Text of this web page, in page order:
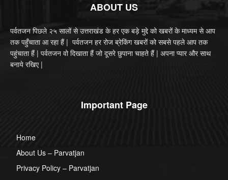
ABOUT US
पर्वतजन पिछले २५ सालों से उत्तराखंड के हर एक बड़े मुद्दे को खबरों के माध्यम से आप
तक पहुँचाता आ रहा हैं | पर्वतजन हर रोज ब्रेकिंग खबरों को सबसे पहले आप तक
पहुंचाता हैं | पर्वतजन वो दिखाता हैं जो दूसरे छुपाना चाहते हैं | अपना प्यार और साथ
बनाये रखिए |
Important Page
Home
About Us – Parvatjan
Privacy Policy – Parvatjan